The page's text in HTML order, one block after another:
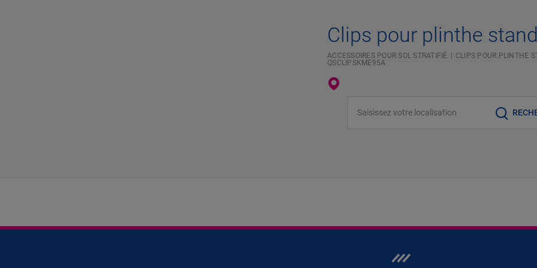
Clips pour plinthe
ACCESSOIRES POUR SOL STRATIFIÉ
CLIPS POUR PLINTHE
QSCLIPSKME95A